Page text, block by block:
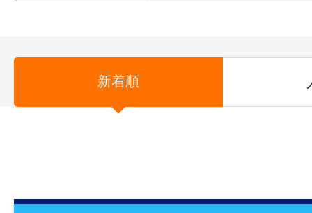
新着順